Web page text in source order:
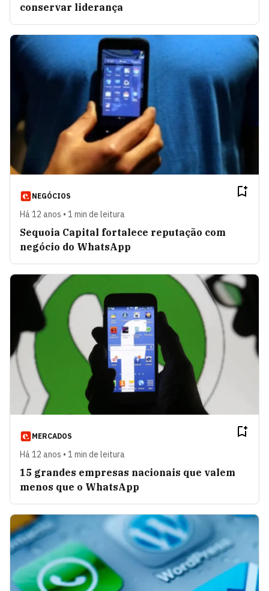
conservar liderança
NEGÓCIOS
Há 12 anos • 1 min de leitura
Sequoia Capital fortalece reputação com
negócio do WhatsApp
MERCADOS
Há 12 anos • 1 min de leitura
15 grandes empresas nacionais que valem
menos que o WhatsApp